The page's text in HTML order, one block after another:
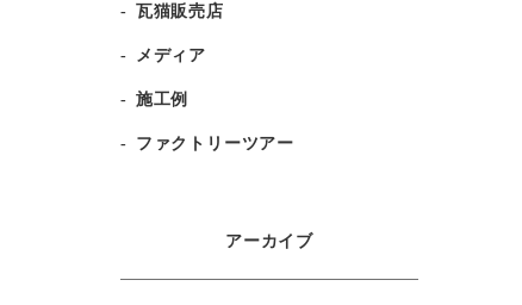
瓦猫販売店
メディア
施工例
ファクトリーツアー
アーカイブ